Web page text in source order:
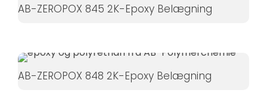
AB-ZEROPOX 845 2K-Epoxy Belægning
AB-ZEROPOX 848 2K-Epoxy Belægning